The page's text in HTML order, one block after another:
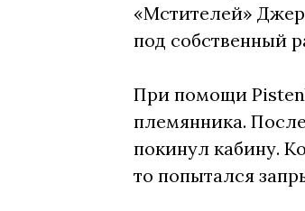
«Мстителей»
под собственный
При помощи
племянника.
покинул кабину.
то попытался